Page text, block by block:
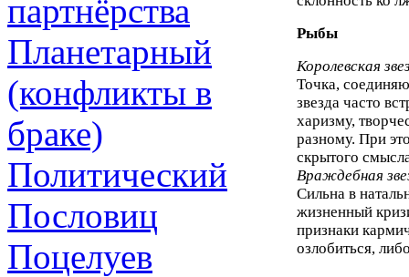
партнёрства
Планетарный
(конфликты в
браке)
Политический
Пословиц
Поцелуев
Рыбы
Королевская
Точка,
звезда часто
харизму,
разному. При
скрытого
Враждебная
Сильна в
жизненный
признаки
озлобиться,